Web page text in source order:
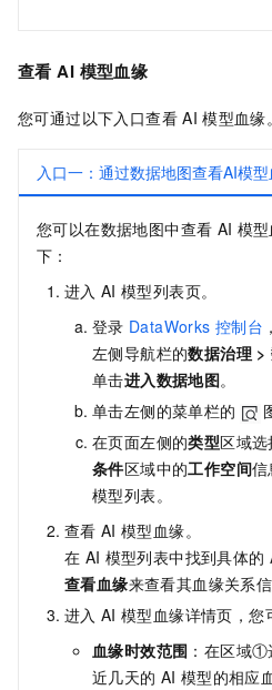
查看 AI 模型血缘
您可通过以下入口查看 AI 模型血缘。
入口一：通过数据地图查看AI模
您可以在数据地图中查看 AI 模
下：
进入 AI 模型列表页。
登录 DataWorks 控制台
左侧导航栏的数据治理 >
单击进入数据地图。
单击左侧的菜单栏的
在页面左侧的类型区域选
条件区域中的工作空间信
模型列表。
查看 AI 模型血缘。
在 AI 模型列表中找到具体的
查看血缘来查看其血缘关系信
进入 AI 模型血缘详情页，您
血缘时效范围 ：在区域
近几天的 AI 模型的相应